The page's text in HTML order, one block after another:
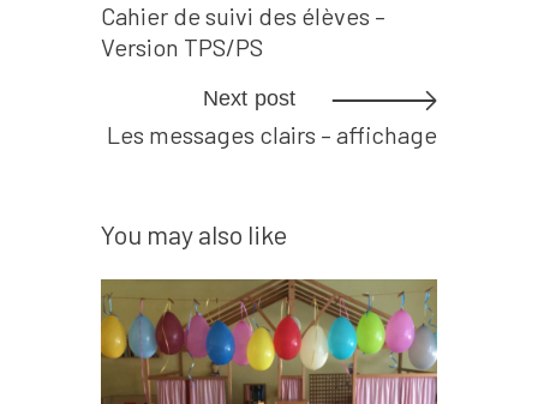
Cahier de suivi des élèves –
Version TPS/PS
Next post
Les messages clairs – affichage
You may also like